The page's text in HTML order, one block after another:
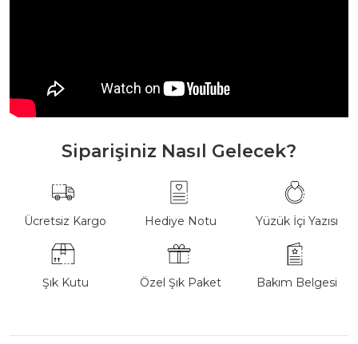
Siparişiniz Nasıl Gelecek?
Ücretsiz Kargo Hediye Notu Yüzük İçi Yazısı
Şık Kutu Özel Şık Paket Bakım Belgesi